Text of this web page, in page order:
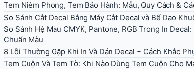
Tem Niêm Phong, Tem Bảo Hành: Mẫu, Quy Cách &
So Sánh Cắt Decal Bằng Máy Cắt Decal và Bế Dao
So Sánh Hệ Màu CMYK, Pantone, RGB Trong In
Chuẩn Màu
8 Lỗi Thường Gặp Khi In Và Dán Decal + Cách Khắc
Tem Cuộn Và Tem Tờ: Khi Nào Dùng Tem Cuộn Cho